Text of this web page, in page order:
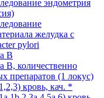
эндометрия
желудка с
pylori
B
B, количественно
препаратов (1 локус)
кровь, кач. *